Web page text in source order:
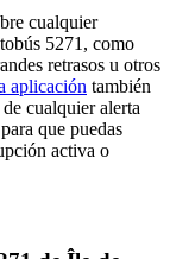
cualquier
5271, como
retrasos u otros
aplicación también
cualquier alerta
que puedas
activa o